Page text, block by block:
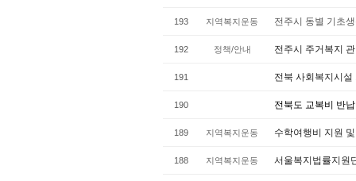
193 지역복지운동 전주시 동별 기초
192 정책/안내 전주시 주거복지
191 전북 사회복지시
190 전북도 교복비 반
189 지역복지운동 수학여행비 지원
188 지역복지운동 서울복지법률지원